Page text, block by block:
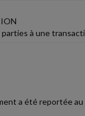
à une
a été reportée